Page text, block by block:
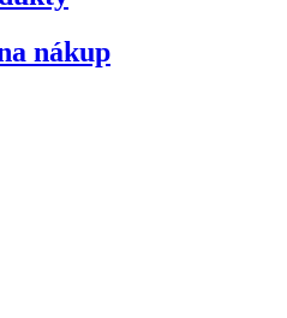
nákup